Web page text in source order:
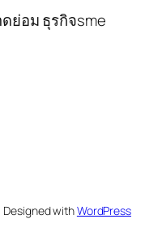
ย่อม ธุรกิจsme
Designed withWordPress